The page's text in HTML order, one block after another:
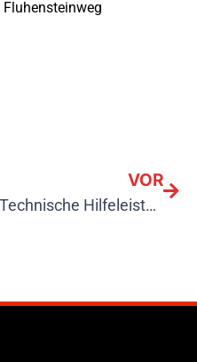
VOR
Technische Hilfeleistung klein 19.08